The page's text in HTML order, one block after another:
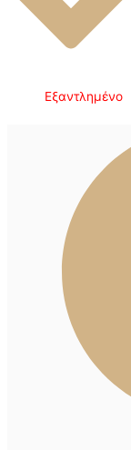
Εξαντλημένο